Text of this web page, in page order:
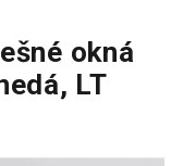
okná
LT